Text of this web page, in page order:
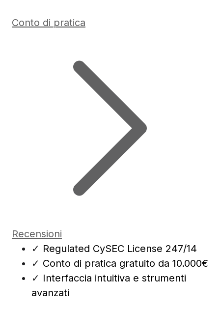
Conto di pratica
Recensioni
✓ Regulated CySEC License 247/14
✓ Conto di pratica gratuito da 10.000€
✓ Interfaccia intuitiva e strumenti
avanzati